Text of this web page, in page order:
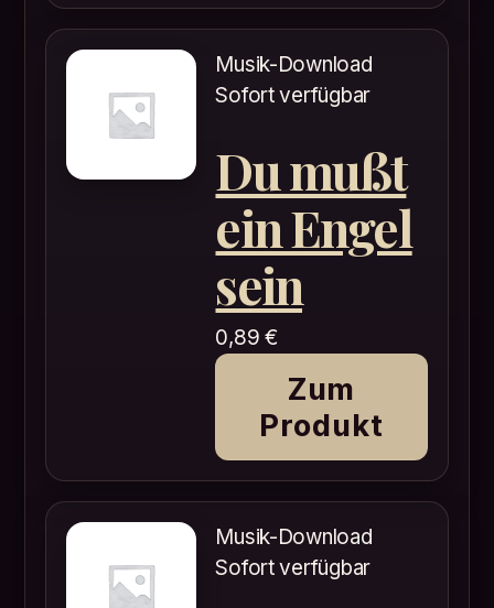
Musik-Download
Sofort verfügbar
Du mußt
ein Engel
sein
0,89€
Zum
Produkt
Musik-Download
Sofort verfügbar